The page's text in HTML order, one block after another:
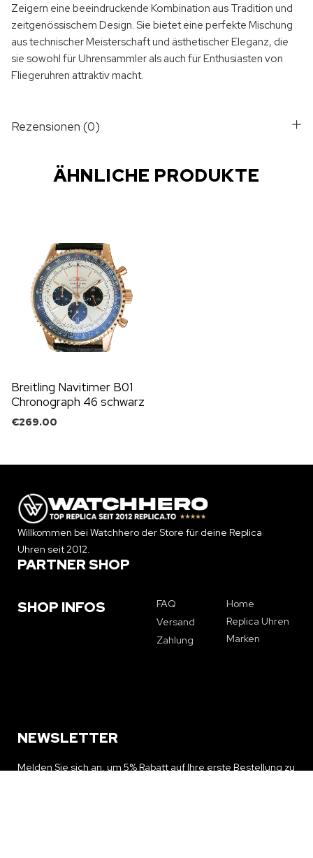
Zeigern eine beeindruckende Kombination aus Tradition und
zeitgenössischem Design. Sie bietet eine perfekte Mischung
aus technischer Meisterschaft und ästhetischer Eleganz, die
sie sowohl für Uhrensammler als auch für Enthusiasten von
Fliegeruhren attraktiv macht.
Rezensionen (0)
ÄHNLICHE PRODUKTE
Breitling Navitimer B01
Chronograph 46 schwarz
silbernes Zifferblatt
€269.00
Willkommen bei Watchhero der Store für deine Replica
Uhren seit 2012.
PARTNER SHOP
SHOP INFOS
FAQ
Versand
Zahlung
Home
Replica Uhren
Marken
NEWSLETTER
Melden Sie sich an, um 5% Rabatt auf Ihre erste Bestellung zu